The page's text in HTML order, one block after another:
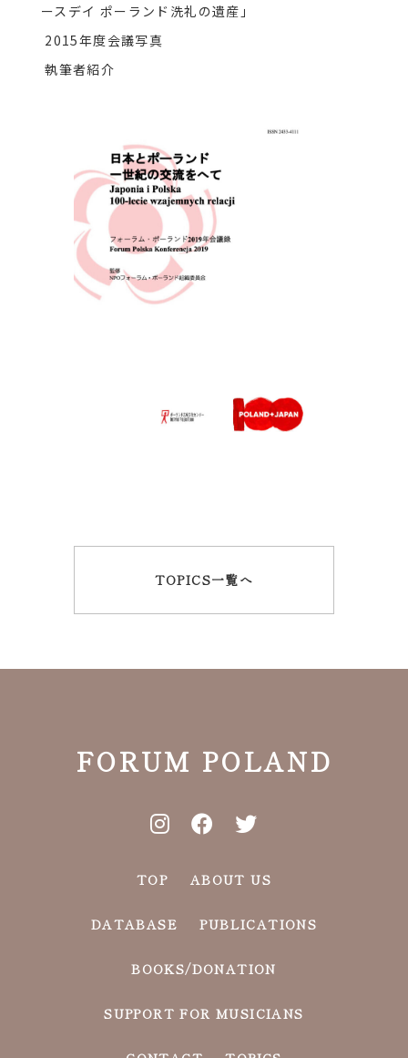
ースデイ ポーランド洗礼の遺産」
2015年度会議写真
執筆者紹介
TOPICS一覧へ
FORUM POLAND
TOP ABOUT US
DATABASE PUBLICATIONS
BOOKS/DONATION
SUPPORT FOR MUSICIANS